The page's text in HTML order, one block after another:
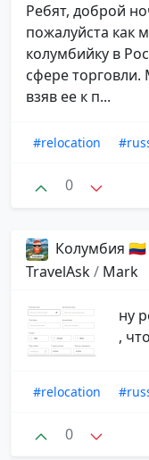
Ребят, доброй
пожалуйста как
колумбийку в
сфере торговли.
взяв ее к п...
#relocation
0
Колумбия 🇨🇴
TravelAsk/ Mark
ну
,
#relocation
0